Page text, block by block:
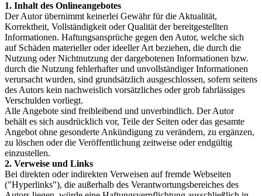
1. Inhalt des Onlineangebotes
Der Autor übernimmt keinerlei Gewähr für die Aktualität,
Korrektheit, Vollständigkeit oder Qualität der bereitgestellten
Informationen. Haftungsansprüche gegen den Autor, welche sich
auf Schäden materieller oder ideeller Art beziehen, die durch die
Nutzung oder Nichtnutzung der dargebotenen Informationen bzw.
durch die Nutzung fehlerhafter und unvollständiger Informationen
verursacht wurden, sind grundsätzlich ausgeschlossen, sofern seitens
des Autors kein nachweislich vorsätzliches oder grob fahrlässiges
Verschulden vorliegt.
Alle Angebote sind freibleibend und unverbindlich. Der Autor
behält es sich ausdrücklich vor, Teile der Seiten oder das gesamte
Angebot ohne gesonderte Ankündigung zu verändern, zu ergänzen,
zu löschen oder die Veröffentlichung zeitweise oder endgültig
einzustellen.
2. Verweise und Links
Bei direkten oder indirekten Verweisen auf fremde Webseiten
("Hyperlinks"), die außerhalb des Verantwortungsbereiches des